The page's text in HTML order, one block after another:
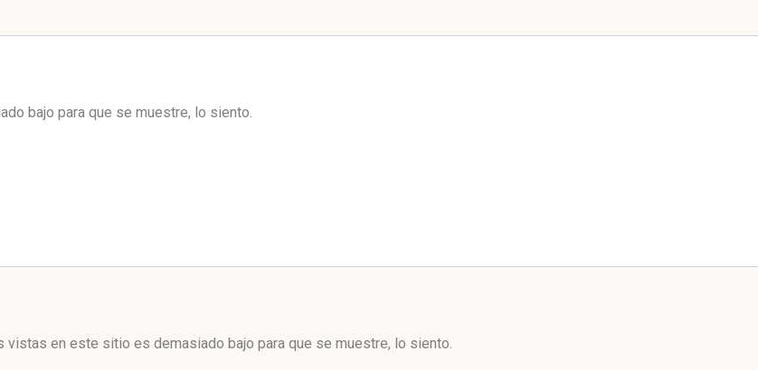
bajo para que se muestre, lo siento.
vistas en este sitio es demasiado bajo para que se muestre, lo siento.